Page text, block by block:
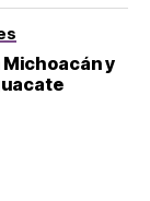
Michoacán y